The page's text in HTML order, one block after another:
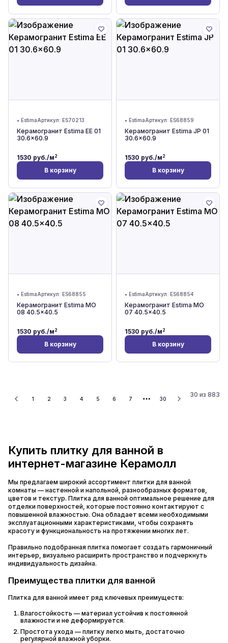
• EstimaАртикул: ES70213
Керамогранит Estima EE 01
30.6x60.9
1530 руб./м2
В корзину
• EstimaАртикул: ES68859
Керамогранит Estima JP 01
30.6x60.9
1530 руб./м2
В корзину
• EstimaАртикул: ES68855
Керамогранит Estima MO
08 40.5x40.5
1530 руб./м2
В корзину
• EstimaАртикул: ES68854
Керамогранит Estima MO
07 40.5x40.5
1530 руб./м2
В корзину
1 2 3 4 5 6 7 30
30 из 883
Купить плитку для ванной в
интернет-магазине Керамолл
Мы предлагаем широкий ассортимент плитки для ванной
комнаты — настенной и напольной, разнообразных форматов,
цветов и текстур. Плитка для ванной оптимальное решение для
отделки поверхностей, которые постоянно контактируют с
повышенной влажностью. Она обладает всеми необходимыми
эксплуатационными характеристиками, чтобы сохранять
красоту и функциональность на протяжении многих лет.
Правильно подобранная плитка помогает создать гармоничный
интерьер, визуально расширить пространство и подчеркнуть
индивидуальность дизайна.
Преимущества плитки для ванной
Плитка для ванной имеет ряд ключевых преимуществ:
Влагостойкость — материал устойчив к постоянной
влажности и не деформируется.
Простота ухода — плитку легко мыть, достаточно
регулярной влажной уборки.